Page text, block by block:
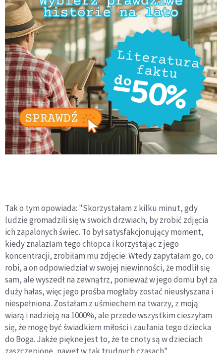
Tak o tym opowiada: "Skorzystałam z kilku minut, gdy
ludzie gromadzili się w swoich drzwiach, by zrobić zdjęcia
ich zapalonych świec. To był satysfakcjonujący moment,
kiedy znalazłam tego chłopca i korzystając z jego
koncentracji, zrobiłam mu zdjęcie. Wtedy zapytałam go, co
robi, a on odpowiedział w swojej niewinności, że modlił się
sam, ale wyszedł na zewnątrz, ponieważ w jego domu był za
duży hałas, więc jego prośba mogłaby zostać nieusłyszana i
niespełniona. Zostałam z uśmiechem na twarzy, z moją
wiarą i nadzieją na 1000%, ale przede wszystkim cieszyłam
się, że mogę być świadkiem miłości i zaufania tego dziecka
do Boga. Jakże piękne jest to, że te cnoty są w dzieciach